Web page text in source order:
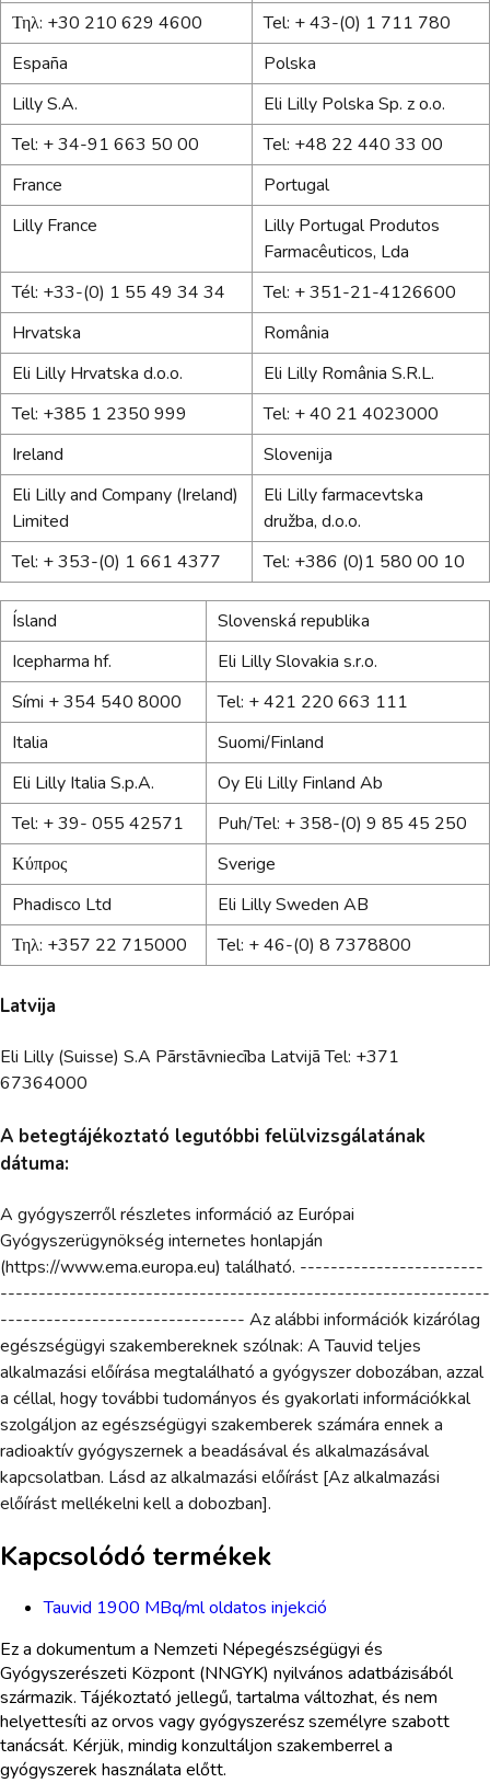
Τηλ: +30 210 629 4600
Tel: + 43-(0) 1 711 780
España
Polska
Lilly S.A.
Eli Lilly Polska Sp. z o.o.
Tel: + 34-91 663 50 00
Tel: +48 22 440 33 00
France
Portugal
Lilly France
Lilly Portugal Produtos
Farmacêuticos, Lda
Tél: +33-(0) 1 55 49 34 34
Tel: + 351-21-4126600
Hrvatska
România
Eli Lilly Hrvatska d.o.o.
Eli Lilly România S.R.L.
Tel: +385 1 2350 999
Tel: + 40 21 4023000
Ireland
Slovenija
Eli Lilly and Company (Ireland)
Limited
Eli Lilly farmacevtska
družba, d.o.o.
Tel: + 353-(0) 1 661 4377
Tel: +386 (0)1 580 00 10
Ísland
Slovenská republika
Icepharma hf.
Eli Lilly Slovakia s.r.o.
Sími + 354 540 8000
Tel: + 421 220 663 111
Italia
Suomi/Finland
Eli Lilly Italia S.p.A.
Oy Eli Lilly Finland Ab
Tel: + 39- 055 42571
Puh/Tel: + 358-(0) 9 85 45 250
Κύπρος
Sverige
Phadisco Ltd
Eli Lilly Sweden AB
Τηλ: +357 22 715000
Tel: + 46-(0) 8 7378800
Latvija
Eli Lilly (Suisse) S.A Pārstāvniecība Latvijā Tel: +371
67364000
A betegtájékoztató legutóbbi felülvizsgálatának
dátuma:
A gyógyszerről részletes információ az Európai
Gyógyszerügynökség internetes honlapján
(https://www.ema.europa.eu) található. ------------------------
----------------------------------------------------------------
-------------------------------- Az alábbi információk kizárólag
egészségügyi szakembereknek szólnak: A Tauvid teljes
alkalmazási előírása megtalálható a gyógyszer dobozában, azzal
a céllal, hogy további tudományos és gyakorlati információkkal
szolgáljon az egészségügyi szakemberek számára ennek a
radioaktív gyógyszernek a beadásával és alkalmazásával
kapcsolatban. Lásd az alkalmazási előírást [Az alkalmazási
előírást mellékelni kell a dobozban].
Kapcsolódó termékek
Tauvid 1900 MBq/ml oldatos injekció
Ez a dokumentum a Nemzeti Népegészségügyi és
Gyógyszerészeti Központ (NNGYK) nyilvános adatbázisából
származik. Tájékoztató jellegű, tartalma változhat, és nem
helyettesíti az orvos vagy gyógyszerész személyre szabott
tanácsát. Kérjük, mindig konzultáljon szakemberrel a
gyógyszerek használata előtt.